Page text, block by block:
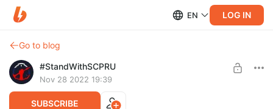
EN LOG IN
Go to blog
#StandWithSCPRU
Nov 28 2022 19:39
SUBSCRIBE